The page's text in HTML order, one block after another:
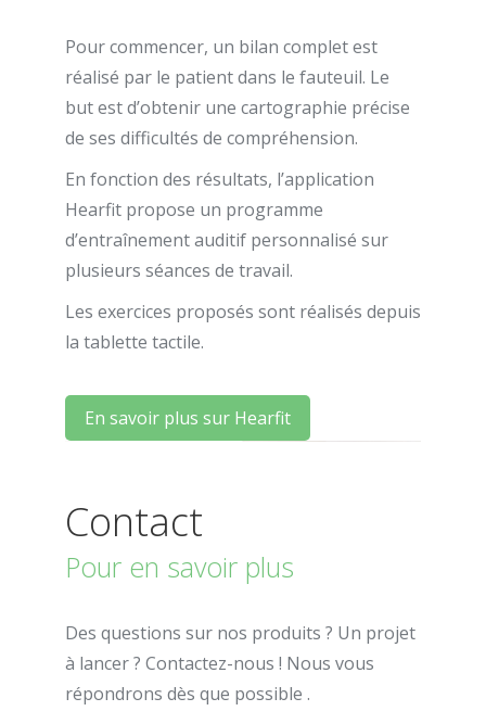
Pour commencer, un bilan complet est
réalisé par le patient dans le fauteuil. Le
but est d’obtenir une cartographie précise
de ses difficultés de compréhension.
En fonction des résultats, l’application
Hearfit propose un programme
d’entraînement auditif personnalisé sur
plusieurs séances de travail.
Les exercices proposés sont réalisés depuis
la tablette tactile.
En savoir plus sur Hearfit
Contact
Pour en savoir plus
Des questions sur nos produits ? Un projet
à lancer ? Contactez-nous ! Nous vous
répondrons dès que possible .